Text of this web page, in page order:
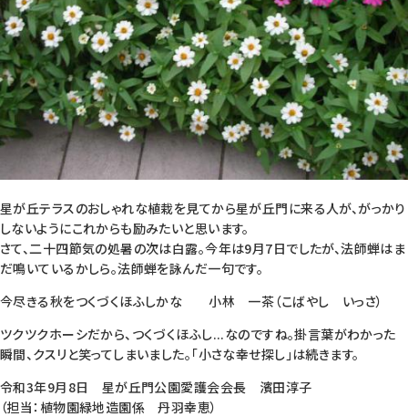
星が丘テラスのおしゃれな植栽を見てから星が丘門に来る人が、がっかり
しないようにこれからも励みたいと思います。
さて、二十四節気の処暑の次は白露。今年は9月7日でしたが、法師蝉はま
だ鳴いているかしら。法師蝉を詠んだ一句です。
今尽きる秋をつくづくほふしかな 小林 一茶（こばやし いっさ）
ツクツクホーシだから、つくづくほふし...なのですね。掛言葉がわかった
瞬間、クスリと笑ってしまいました。「小さな幸せ探し」は続きます。
令和3年9月8日 星が丘門公園愛護会会長 濱田淳子
（担当：植物園緑地造園係 丹羽幸恵）